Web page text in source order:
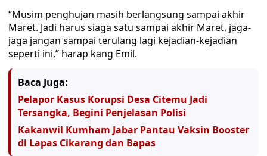
“Musim penghujan masih berlangsung sampai akhir
Maret. Jadi harus siaga satu sampai akhir Maret, jaga-
jaga jangan sampai terulang lagi kejadian-kejadian
seperti ini,” harap kang Emil.
Baca Juga:
Pelapor Kasus Korupsi Desa Citemu Jadi
Tersangka, Begini Penjelasan Polisi
Kakanwil Kumham Jabar Pantau Vaksin Booster
di Lapas Cikarang dan Bapas